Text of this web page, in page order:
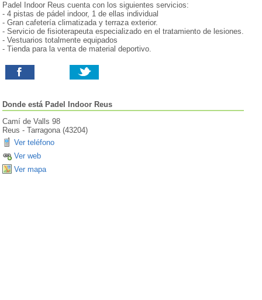
Padel Indoor Reus cuenta con los siguientes servicios:
- 4 pistas de pádel indoor, 1 de ellas individual
- Gran cafetería climatizada y terraza exterior.
- Servicio de fisioterapeuta especializado en el tratamiento de lesiones.
- Vestuarios totalmente equipados
- Tienda para la venta de material deportivo.
Donde está Padel Indoor Reus
Camí­ de Valls 98
Reus -Tarragona(43204)
Ver teléfono
Ver web
Ver mapa